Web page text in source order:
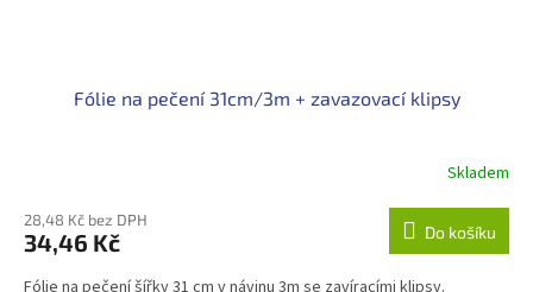
Fólie na pečení 31cm/3m + zavazovací klipsy
Skladem
28,48 Kč bez DPH
34,46 Kč Do košíku